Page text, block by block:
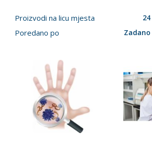
Proizvodi na licu mjesta 24
Poredano po Zadano